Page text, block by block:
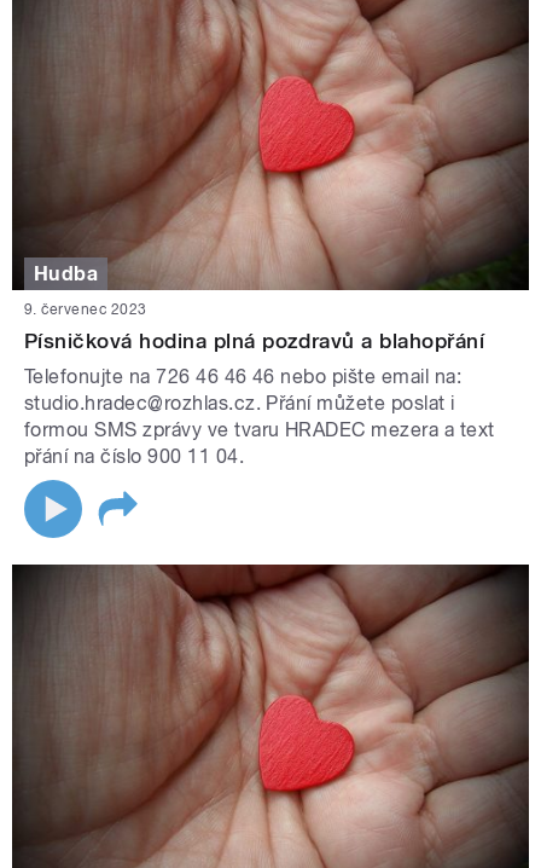
Hudba
9. červenec 2023
Písničková hodina plná pozdravů a blahopřání
Telefonujte na 726 46 46 46 nebo pište email na:
studio.hradec@rozhlas.cz. Přání můžete poslat i
formou SMS zprávy ve tvaru HRADEC mezera a text
přání na číslo 900 11 04.